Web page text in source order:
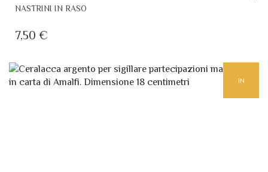
NASTRINI IN RASO
7,50 €
IN